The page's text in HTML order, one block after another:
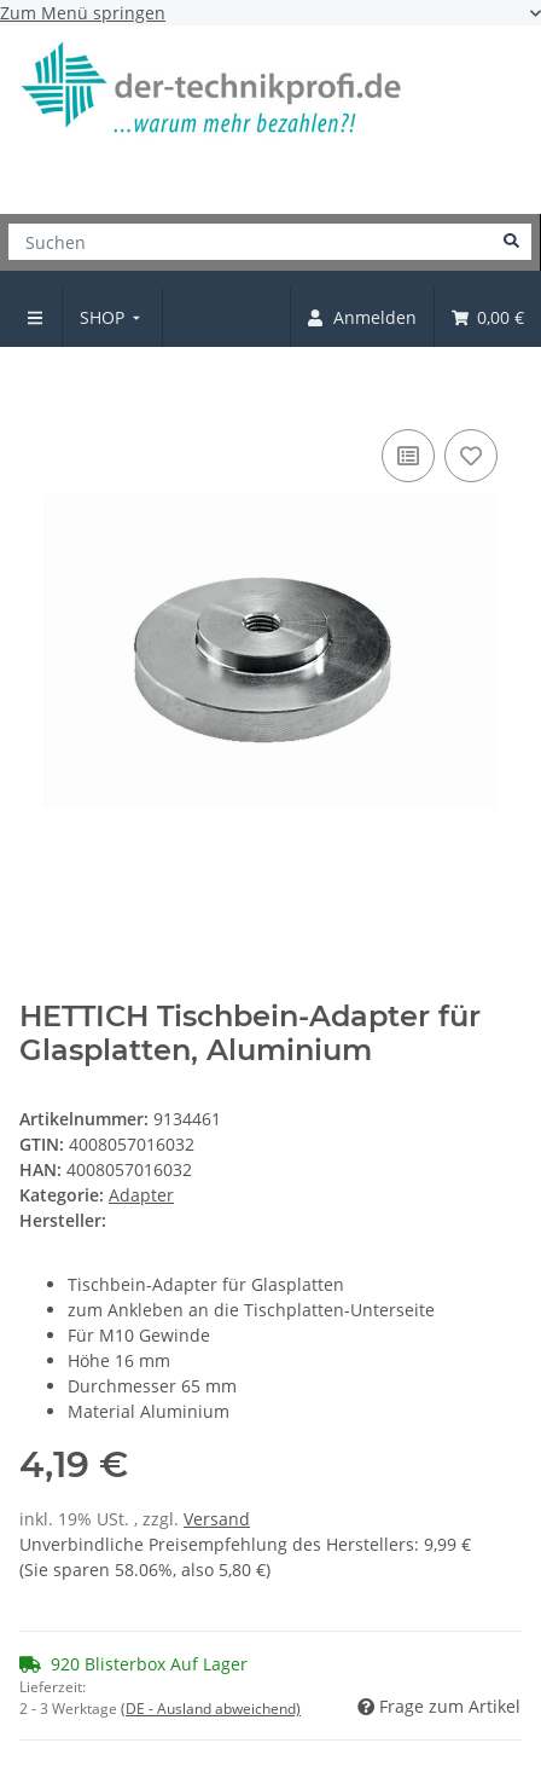
Zum Menü springen
SHOP Anmelden 0,00 €
Adapter
HETTICH Tischbein-Adapter für
Glasplatten, Aluminium
Artikelnummer: 9134461
GTIN: 4008057016032
HAN: 4008057016032
Kategorie: Adapter
Hersteller:
Tischbein-Adapter für Glasplatten
zum Ankleben an die Tischplatten-Unterseite
Für M10 Gewinde
Höhe 16 mm
Durchmesser 65 mm
Material Aluminium
4,19 €
inkl. 19% USt. , zzgl. Versand
Unverbindliche Preisempfehlung des Herstellers: 9,99 €
(Sie sparen 58.06%, also 5,80 €)
920 Blisterbox Auf Lager
Lieferzeit:
2 - 3 Werktage (DE - Ausland abweichend) Frage zum Artikel